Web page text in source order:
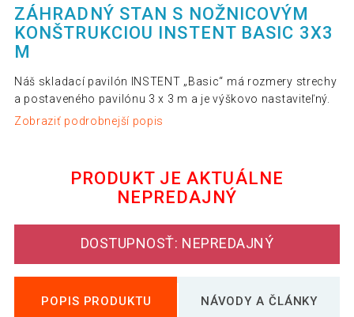
ZÁHRADNÝ STAN S NOŽNICOVÝM
KONŠTRUKCIOU INSTENT BASIC 3X3
M
Náš skladací pavilón INSTENT „Basic“ má rozmery strechy
a postaveného pavilónu 3 x 3 m a je výškovo nastaviteľný.
Zobraziť podrobnejší popis
PRODUKT JE AKTUÁLNE
NEPREDAJNÝ
DOSTUPNOSŤ: NEPREDAJNÝ
POPIS PRODUKTU NÁVODY A ČLÁNKY